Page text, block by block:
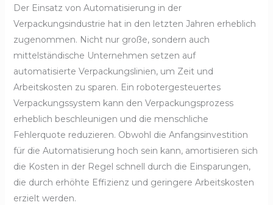
Der Einsatz von Automatisierung in der
Verpackungsindustrie hat in den letzten Jahren erheblich
zugenommen. Nicht nur große, sondern auch
mittelständische Unternehmen setzen auf
automatisierte Verpackungslinien, um Zeit und
Arbeitskosten zu sparen. Ein robotergesteuertes
Verpackungssystem kann den Verpackungsprozess
erheblich beschleunigen und die menschliche
Fehlerquote reduzieren. Obwohl die Anfangsinvestition
für die Automatisierung hoch sein kann, amortisieren sich
die Kosten in der Regel schnell durch die Einsparungen,
die durch erhöhte Effizienz und geringere Arbeitskosten
erzielt werden.